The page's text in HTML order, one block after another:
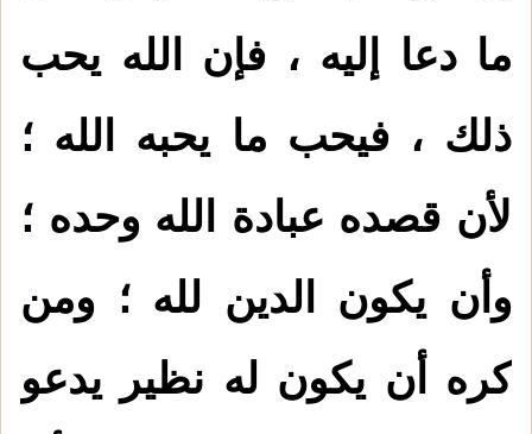
ما دعا إليه ، فإن الله يحب
ذلك ، فيحب ما يحبه الله ؛
لأن قصده عبادة الله وحده ؛
وأن يكون الدين لله ؛ ومن
كره أن يكون له نظير يدعو